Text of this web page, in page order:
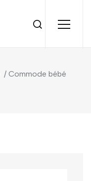
/ Commode bébé